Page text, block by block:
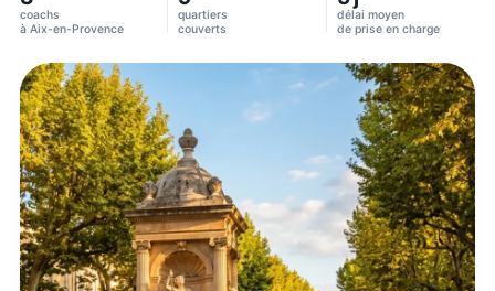
coachs
à Aix-en-Provence
quartiers
couverts
délai moyen
de prise en charge